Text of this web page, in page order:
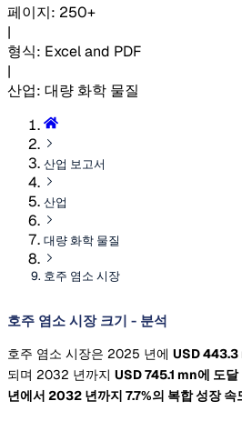
페이지: 250+
|
형식: Excel and PDF
|
산업: 대량 화학 물질
산업 보고서
산업
대량 화학 물질
호주 염소 시장
호주 염소 시장 크기 - 분석
호주 염소 시장은 2025 년에 USD 443.3
되며 2032 년까지 USD 745.1 mn에 도
년에서 2032 년까지 7.7%의 복합 성장 속